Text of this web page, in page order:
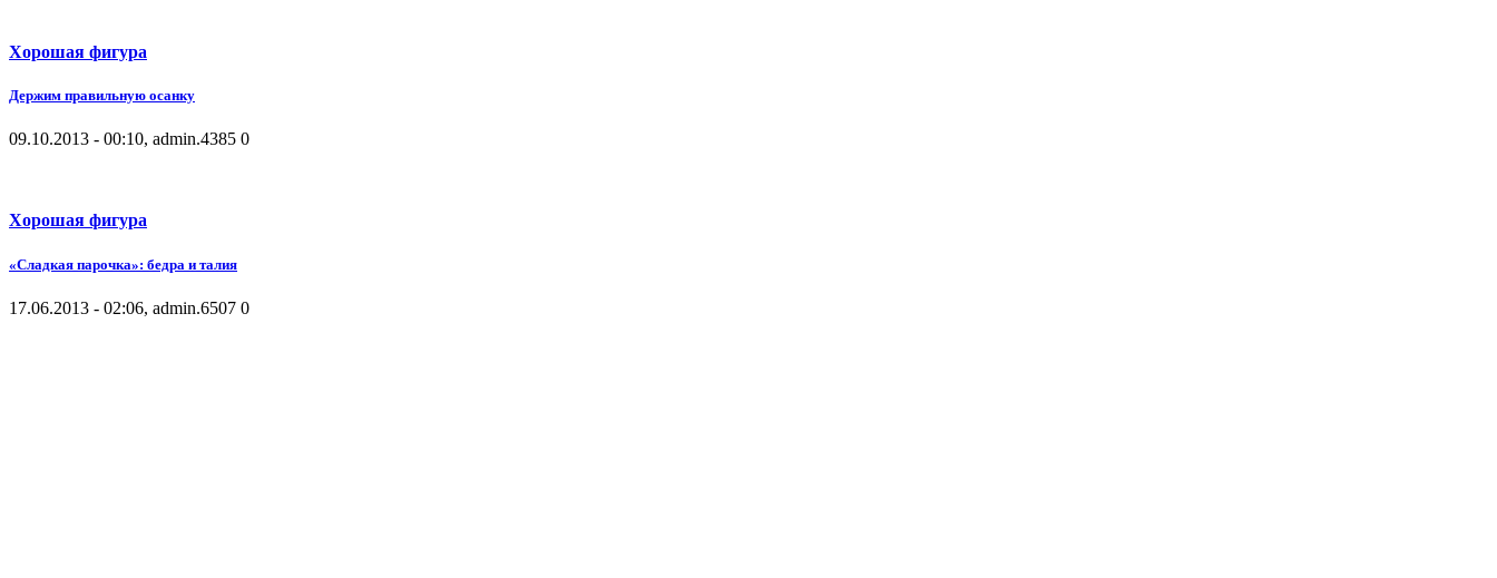
Хорошая фигура
Держим правильную осанку
09.10.2013 - 00:10, admin.4385 0
Хорошая фигура
«Сладкая парочка»: бедра и талия
17.06.2013 - 02:06, admin.6507 0